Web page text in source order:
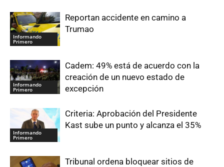
Informando
Primero
Reportan accidente en camino a
Trumao
Informando
Primero
Cadem: 49% está de acuerdo con la
creación de un nuevo estado de
excepción
Informando
Primero
Criteria: Aprobación del Presidente
Kast sube un punto y alcanza el 35%
Tribunal ordena bloquear sitios de